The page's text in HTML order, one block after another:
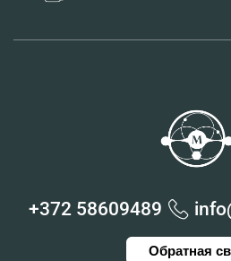
+372 58609489
Обратная